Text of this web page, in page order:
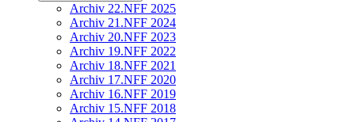
Archiv 22.NFF 2025
Archiv 21.NFF 2024
Archiv 20.NFF 2023
Archiv 19.NFF 2022
Archiv 18.NFF 2021
Archiv 17.NFF 2020
Archiv 16.NFF 2019
Archiv 15.NFF 2018